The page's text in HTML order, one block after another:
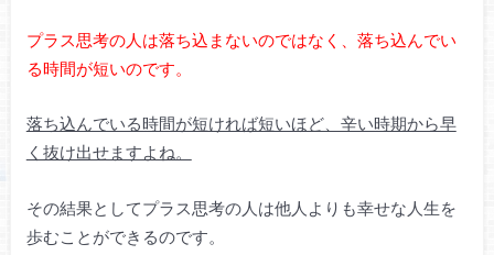
プラス思考の人は落ち込まないのではなく、落ち込んでい
る時間が短いのです。
落ち込んでいる時間が短ければ短いほど、辛い時期から早
く抜け出せますよね。
その結果としてプラス思考の人は他人よりも幸せな人生を
歩むことができるのです。